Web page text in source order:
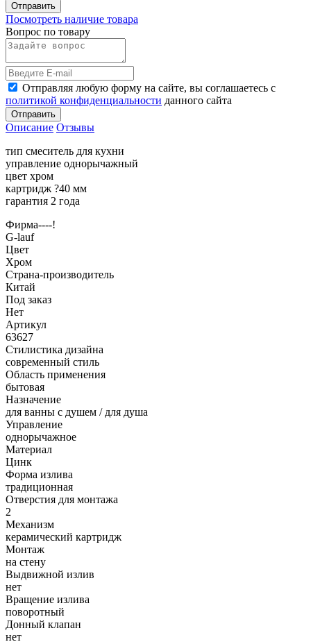
Отправить
Посмотреть наличие товара
Вопрос по товару
Отправляя любую форму на сайте, вы соглашаетесь с
политикой конфиденциальности данного сайта
Отправить
Описание Отзывы
тип смеситель для кухни
управление однорычажный
цвет хром
картридж ?40 мм
гарантия 2 года
Фирма----!
G-lauf
Цвет
Хром
Страна-производитель
Китай
Под заказ
Нет
Артикул
63627
Стилистика дизайна
современный стиль
Область применения
бытовая
Назначение
для ванны с душем / для душа
Управление
однорычажное
Материал
Цинк
Форма излива
традиционная
Отверстия для монтажа
2
Механизм
керамический картридж
Монтаж
на стену
Выдвижной излив
нет
Вращение излива
поворотный
Донный клапан
нет